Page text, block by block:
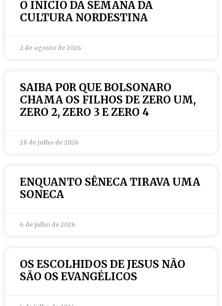
O INÍCIO DA SEMANA DA
CULTURA NORDESTINA
2 de agosto de 2026
SAIBA P0R QUE BOLSONARO
CHAMA OS FILHOS DE ZERO UM,
ZERO 2, ZERO 3 E ZERO 4
28 de julho de 2026
ENQUANTO SÊNECA TIRAVA UMA
SONECA
6 de julho de 2026
OS ESCOLHIDOS DE JESUS NÃO
SÃO OS EVANGÉLICOS